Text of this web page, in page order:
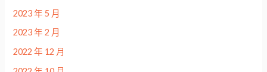
2023 年 5 月
2023 年 2 月
2022 年 12 月